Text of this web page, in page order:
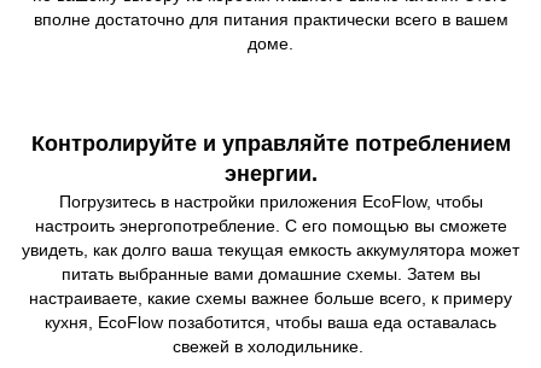
вполне достаточно для питания практически всего в вашем
доме.
Контролируйте и управляйте потреблением
энергии.
Погрузитесь в настройки приложения EcoFlow, чтобы
настроить энергопотребление. С его помощью вы сможете
увидеть, как долго ваша текущая емкость аккумулятора может
питать выбранные вами домашние схемы. Затем вы
настраиваете, какие схемы важнее больше всего, к примеру
кухня, EcoFlow позаботится, чтобы ваша еда оставалась
свежей в холодильнике.